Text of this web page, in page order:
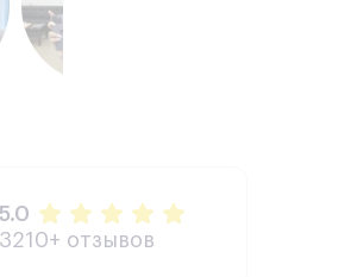
5.0
3210+ отзывов